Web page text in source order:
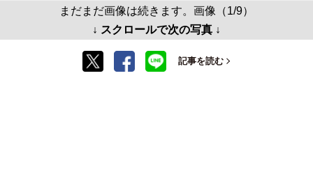
まだまだ画像は続きます。画像（1/9）
↓ スクロールで次の写真 ↓
記事を読む